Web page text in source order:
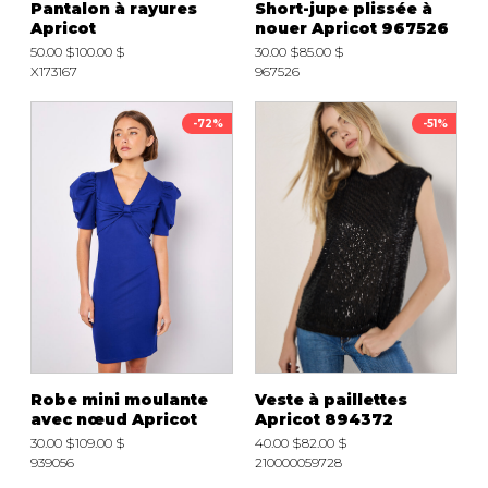
Fruits et Passion
Lunettes
Autres Essentiels
UNDZ
Accessoires de sous-
vêtements
MASTECTOMIE
Prothèses
Accessoires de sous-vêtements
Pantalon à rayures
Apricot
50.00 $100.00 $
X173167
Short-jupe plissée à
nouer Apricot 967526
30.00 $85.00 $
967526
-72%
Robe mini moulante
avec nœud Apricot
30.00 $109.00 $
939056
-51%
Veste à paillettes
Apricot 894372
40.00 $82.00 $
210000059728